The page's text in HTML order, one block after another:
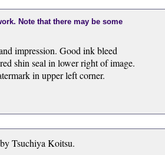
Note that there may be some
impression. Good ink bleed
shin seal in lower right of image.
in upper left corner.
Tsuchiya Koitsu.